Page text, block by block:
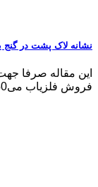
نشانه لاک پشت در گنج
این مقاله صرفا
فروش فلزیاب می09102191330